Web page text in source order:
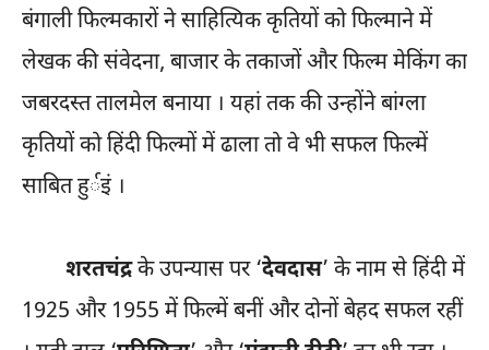
बंगाली फिल्मकारों ने साहित्यिक कृतियों को फिल्माने में
लेखक की संवेदना, बाजार के तकाजों और फिल्म मेकिंग का
जबरदस्त तालमेल बनाया । यहां तक की उन्होंने बांग्ला
कृतियों को हिंदी फिल्मों में ढाला तो वे भी सफल फिल्में
साबित हुर्इं ।
शरतचंद्रके उपन्यास पर ‘देवदास’ के नाम से हिंदी में
1925 और 1955 में फिल्में बनीं और दोनों बेहद सफल रहीं